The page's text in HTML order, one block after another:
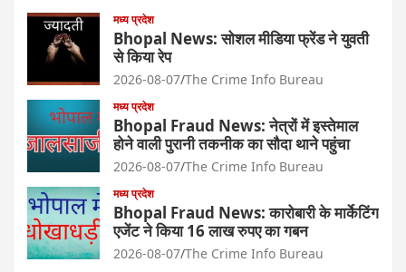
मध्य प्रदेश
Bhopal News: सोशल मीडिया फ्रेंड ने युवती
से किया रेप
2026-08-07 The Crime Info Bureau
मध्य प्रदेश
Bhopal Fraud News: नेत्रों में इस्तेमाल
होने वाली पुरानी तकनीक का सौदा थाने पहुंचा
2026-08-07 The Crime Info Bureau
मध्य प्रदेश
Bhopal Fraud News: कारोबारी के मार्केटिंग
एजेंट ने किया 16 लाख रुपए का गबन
2026-08-07 The Crime Info Bureau